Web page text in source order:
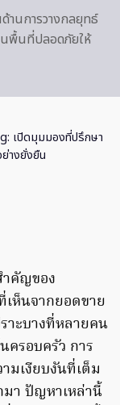
นการวางกลยุทธ์
นพื้นที่ปลอดภัยให้
เปิดมุมมองที่ปรึกษา
างยั่งยืน
ำคัญของ
เห็นจากยอดขาย
าะบางที่หลายคน
ครอบครัว การ
เงียบงันที่เต็ม
มา ปัญหาเหล่านี้